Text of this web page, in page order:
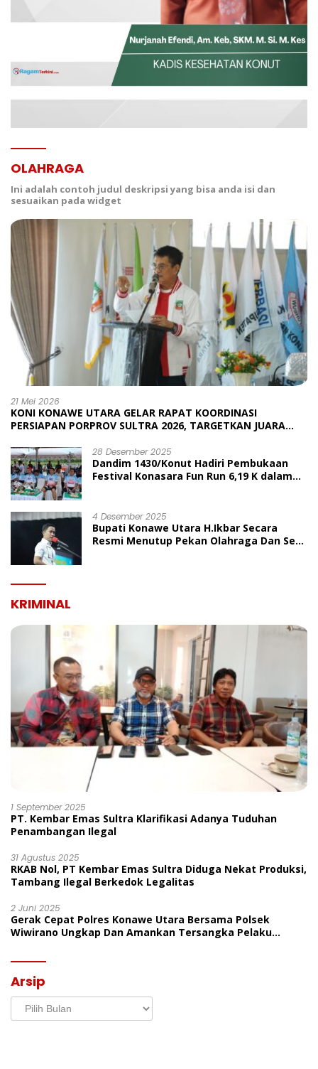
OLAHRAGA
Ini adalah contoh judul deskripsi yang bisa anda isi dan
sesuaikan pada widget
21 Mei 2026
KONI KONAWE UTARA GELAR RAPAT KOORDINASI
PERSIAPAN PORPROV SULTRA 2026, TARGETKAN JUARA
28 Desember 2025
Dandim 1430/Konut Hadiri Pembukaan
Festival Konasara Fun Run 6,19 K dalam
4 Desember 2025
Bupati Konawe Utara H.Ikbar Secara
Resmi Menutup Pekan Olahraga Dan Seni
KRIMINAL
1 September 2025
PT. Kembar Emas Sultra Klarifikasi Adanya Tuduhan
Penambangan Ilegal
31 Agustus 2025
RKAB Nol, PT Kembar Emas Sultra Diduga Nekat Produksi,
Tambang Ilegal Berkedok Legalitas
2 Juni 2025
Gerak Cepat Polres Konawe Utara Bersama Polsek
Wiwirano Ungkap Dan Amankan Tersangka Pelaku
Arsip
Arsip